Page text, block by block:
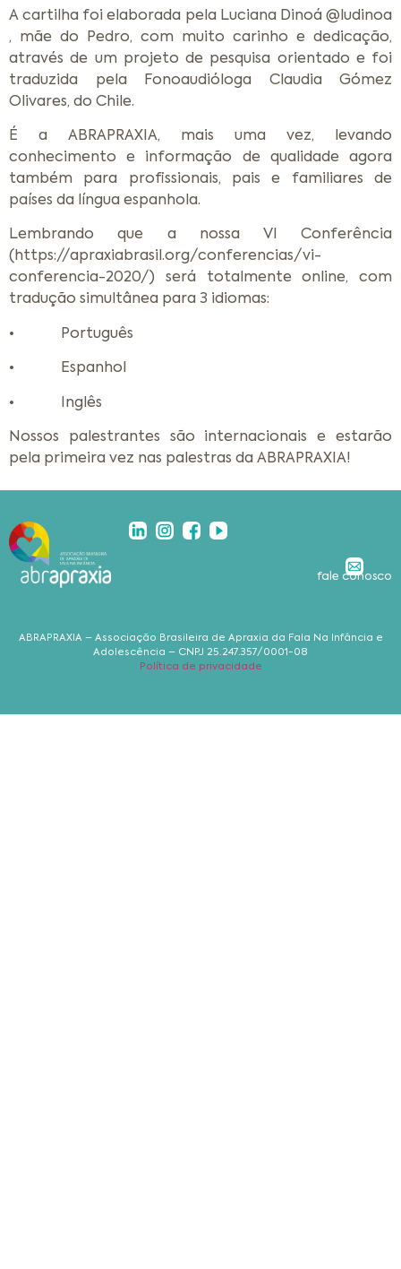
A cartilha foi elaborada pela Luciana Dinoá @ludinoa
, mãe do Pedro, com muito carinho e dedicação,
através de um projeto de pesquisa orientado e foi
traduzida pela Fonoaudióloga Claudia Gómez
Olivares, do Chile.
É a ABRAPRAXIA, mais uma vez, levando
conhecimento e informação de qualidade agora
também para profissionais, pais e familiares de
países da língua espanhola.
Lembrando que a nossa VI Conferência
(https://apraxiabrasil.org/conferencias/vi-
conferencia-2020/) será totalmente online, com
tradução simultânea para 3 idiomas:
• Português
• Espanhol
• Inglês
Nossos palestrantes são internacionais e estarão
pela primeira vez nas palestras da ABRAPRAXIA!
fale conosco
ABRAPRAXIA – Associação Brasileira de Apraxia da Fala Na Infância e
Adolescência – CNPJ 25.247.357/0001-08
Política de privacidade